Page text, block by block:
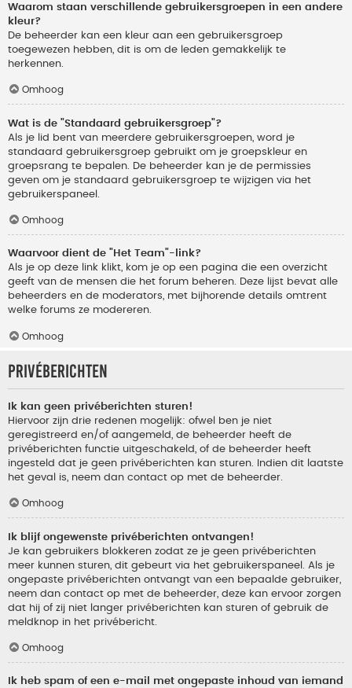
Waarom staan verschillende gebruikersgroepen in een andere
kleur?
De beheerder kan een kleur aan een gebruikersgroep
toegewezen hebben, dit is om de leden gemakkelijk te
herkennen.
Omhoog
Wat is de "Standaard gebruikersgroep"?
Als je lid bent van meerdere gebruikersgroepen, word je
standaard gebruikersgroep gebruikt om je groepskleur en
groepsrang te bepalen. De beheerder kan je de permissies
geven om je standaard gebruikersgroep te wijzigen via het
gebruikerspaneel.
Omhoog
Waarvoor dient de "Het Team"-link?
Als je op deze link klikt, kom je op een pagina die een overzicht
geeft van de mensen die het forum beheren. Deze lijst bevat alle
beheerders en de moderators, met bijhorende details omtrent
welke forums ze modereren.
Omhoog
Privéberichten
Ik kan geen privéberichten sturen!
Hiervoor zijn drie redenen mogelijk: ofwel ben je niet
geregistreerd en/of aangemeld, de beheerder heeft de
privéberichten functie uitgeschakeld, of de beheerder heeft
ingesteld dat je geen privéberichten kan sturen. Indien dit laatste
het geval is, neem dan contact op met de beheerder.
Omhoog
Ik blijf ongewenste privéberichten ontvangen!
Je kan gebruikers blokkeren zodat ze je geen privéberichten
meer kunnen sturen, dit gebeurt via het gebruikerspaneel. Als je
ongepaste privéberichten ontvangt van een bepaalde gebruiker,
neem dan contact op met de beheerder, deze kan ervoor zorgen
dat hij of zij niet langer privéberichten kan sturen of gebruik de
meldknop in het privébericht.
Omhoog
Ik heb spam of een e-mail met ongepaste inhoud van iemand